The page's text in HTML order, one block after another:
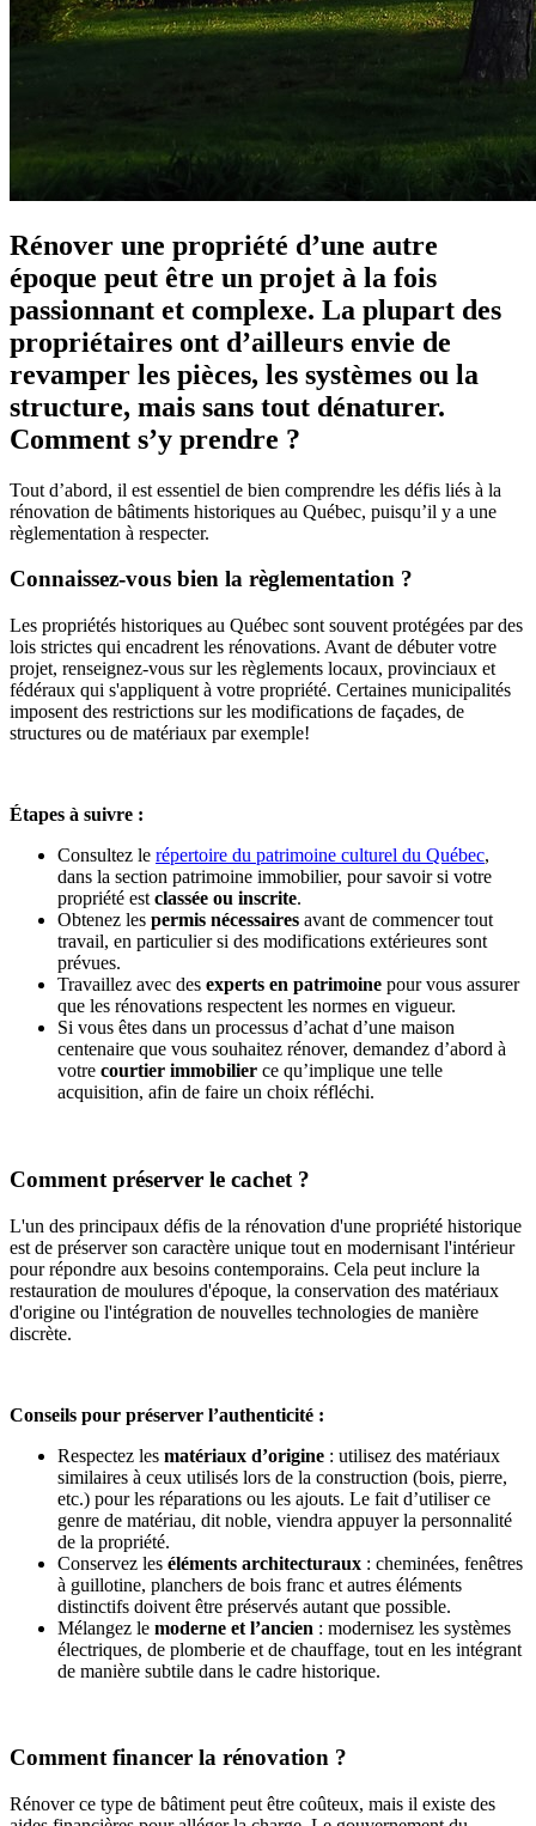
Rénover une propriété d’une autre
époque peut être un projet à la fois
passionnant et complexe. La plupart des
propriétaires ont d’ailleurs envie de
revamper les pièces, les systèmes ou la
structure, mais sans tout dénaturer.
Comment s’y prendre ?
Tout d’abord, il est essentiel de bien comprendre les défis liés à la
rénovation de bâtiments historiques au Québec, puisqu’il y a une
règlementation à respecter.
Connaissez-vous bien la règlementation ?
Les propriétés historiques au Québec sont souvent protégées par des
lois strictes qui encadrent les rénovations. Avant de débuter votre
projet, renseignez-vous sur les règlements locaux, provinciaux et
fédéraux qui s'appliquent à votre propriété. Certaines municipalités
imposent des restrictions sur les modifications de façades, de
structures ou de matériaux par exemple!
Étapes à suivre :
Consultez le répertoire du patrimoine culturel du Québec,
dans la section patrimoine immobilier, pour savoir si votre
propriété est classée ou inscrite.
Obtenez les permis nécessaires avant de commencer tout
travail, en particulier si des modifications extérieures sont
prévues.
Travaillez avec des experts en patrimoine pour vous assurer
que les rénovations respectent les normes en vigueur.
Si vous êtes dans un processus d’achat d’une maison
centenaire que vous souhaitez rénover, demandez d’abord à
votre courtier immobilier ce qu’implique une telle
acquisition, afin de faire un choix réfléchi.
Comment préserver le cachet ?
L'un des principaux défis de la rénovation d'une propriété historique
est de préserver son caractère unique tout en modernisant l'intérieur
pour répondre aux besoins contemporains. Cela peut inclure la
restauration de moulures d'époque, la conservation des matériaux
d'origine ou l'intégration de nouvelles technologies de manière
discrète.
Conseils pour préserver l’authenticité :
Respectez les matériaux d’origine : utilisez des matériaux
similaires à ceux utilisés lors de la construction (bois, pierre,
etc.) pour les réparations ou les ajouts. Le fait d’utiliser ce
genre de matériau, dit noble, viendra appuyer la personnalité
de la propriété.
Conservez les éléments architecturaux : cheminées, fenêtres
à guillotine, planchers de bois franc et autres éléments
distinctifs doivent être préservés autant que possible.
Mélangez le moderne et l’ancien : modernisez les systèmes
électriques, de plomberie et de chauffage, tout en les intégrant
de manière subtile dans le cadre historique.
Comment financer la rénovation ?
Rénover ce type de bâtiment peut être coûteux, mais il existe des